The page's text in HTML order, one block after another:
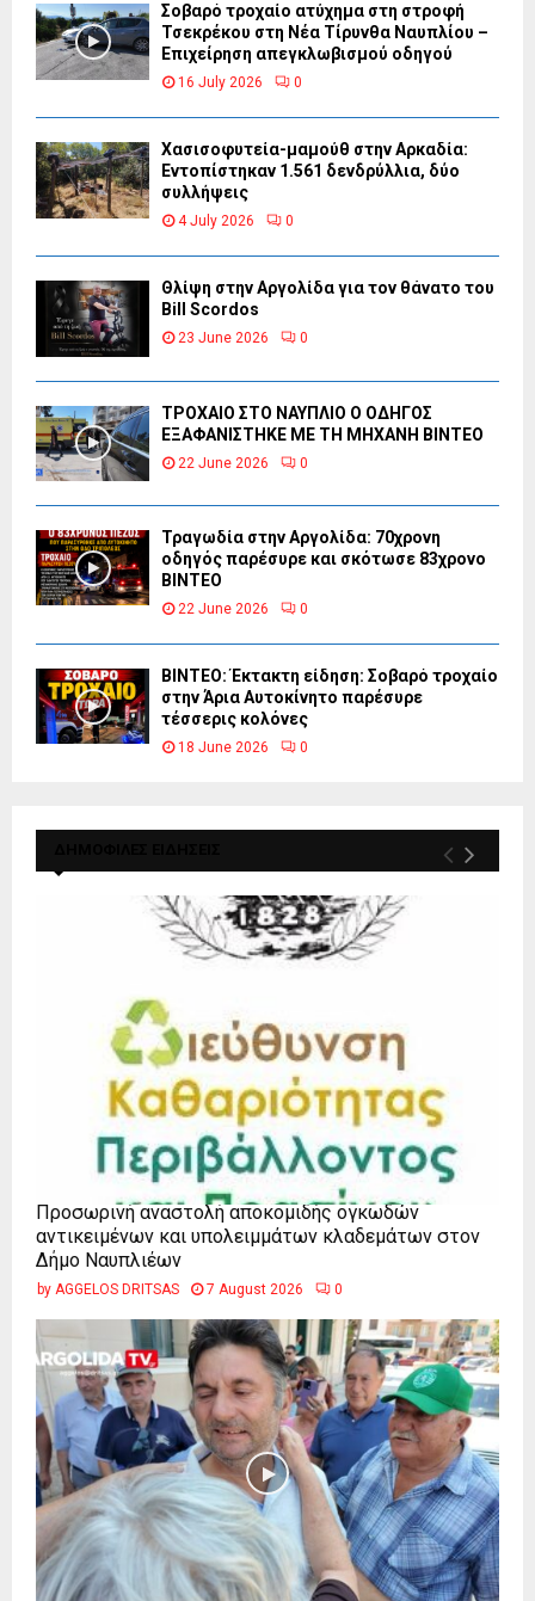
Σοβαρό τροχαίο ατύχημα στη στροφή
Τσεκρέκου στη Νέα Τίρυνθα Ναυπλίου –
Επιχείρηση απεγκλωβισμού οδηγού
16 July 2026 0
Χασισοφυτεία-μαμούθ στην Αρκαδία:
Εντοπίστηκαν 1.561 δενδρύλλια, δύο
συλλήψεις
4 July 2026 0
Θλίψη στην Αργολίδα για τον θάνατο του
Bill Scordos
23 June 2026 0
ΤΡΟΧΑΙΟ ΣΤΟ ΝΑΥΠΛΙΟ Ο ΟΔΗΓΟΣ
ΕΞΑΦΑΝΙΣΤΗΚΕ ΜΕ ΤΗ ΜΗΧΑΝΗ ΒΙΝΤΕΟ
22 June 2026 0
Τραγωδία στην Αργολίδα: 70χρονη
οδηγός παρέσυρε και σκότωσε 83χρονο
ΒΙΝΤΕΟ
22 June 2026 0
ΒΙΝΤΕΟ: Έκτακτη είδηση: Σοβαρό τροχαίο
στην Άρια Αυτοκίνητο παρέσυρε
τέσσερις κολόνες
18 June 2026 0
Προσωρινή αναστολή αποκομιδής ογκωδών
αντικειμένων και υπολειμμάτων κλαδεμάτων στον
Δήμο Ναυπλιέων
by AGGELOS DRITSAS 7 August 2026 0